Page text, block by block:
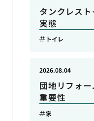
タンクレス
実態
トイレ
団地リフォ
重要性
2026.08.04
家